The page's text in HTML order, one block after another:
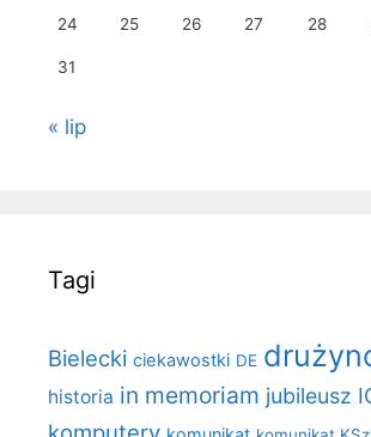
24 25 26 27 28
31
« lip
Tagi
Bielecki ciekawostki DE
historia in memoriam jubileusz